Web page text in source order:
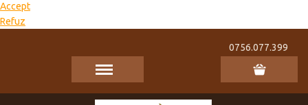
Accept
Refuz
0756.077.399